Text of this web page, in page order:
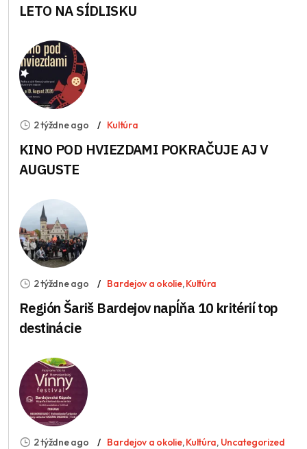
LETO NA SÍDLISKU
2 týždne ago Kultúra
KINO POD HVIEZDAMI POKRAČUJE AJ V
AUGUSTE
2 týždne ago Bardejov a okolie,Kultúra
Región Šariš Bardejov napĺňa 10 kritérií top
destinácie
2 týždne ago Bardejov a okolie,Kultúra, Uncategorized